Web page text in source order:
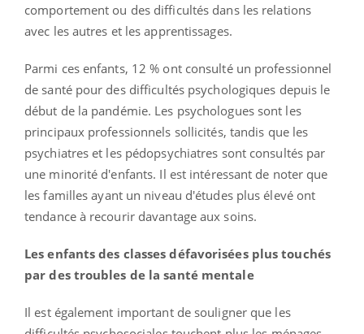
comportement ou des difficultés dans les relations
avec les autres et les apprentissages.
Parmi ces enfants, 12 % ont consulté un professionnel
de santé pour des difficultés psychologiques depuis le
début de la pandémie. Les psychologues sont les
principaux professionnels sollicités, tandis que les
psychiatres et les pédopsychiatres sont consultés par
une minorité d'enfants. Il est intéressant de noter que
les familles ayant un niveau d'études plus élevé ont
tendance à recourir davantage aux soins.
Les enfants des classes défavorisées plus touchés
par des troubles de la santé mentale
Il est également important de souligner que les